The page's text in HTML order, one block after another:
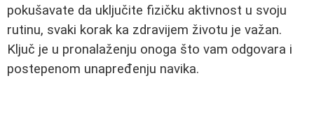
pokušavate da uključite fizičku aktivnost u svoju
rutinu, svaki korak ka zdravijem životu je važan.
Ključ je u pronalaženju onoga što vam odgovara i
postepenom unapređenju navika.